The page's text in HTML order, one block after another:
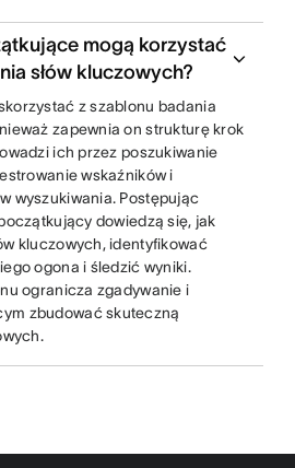
mogą korzystać
słów kluczowych?
z szablonu badania
zapewnia on strukturę krok
ich przez poszukiwanie
wskaźników i
wyszukiwania. Postępując
dowiedzą się, jak
kluczowych, identyfikować
ogona i śledzić wyniki.
ogranicza zgadywanie i
zbudować skuteczną